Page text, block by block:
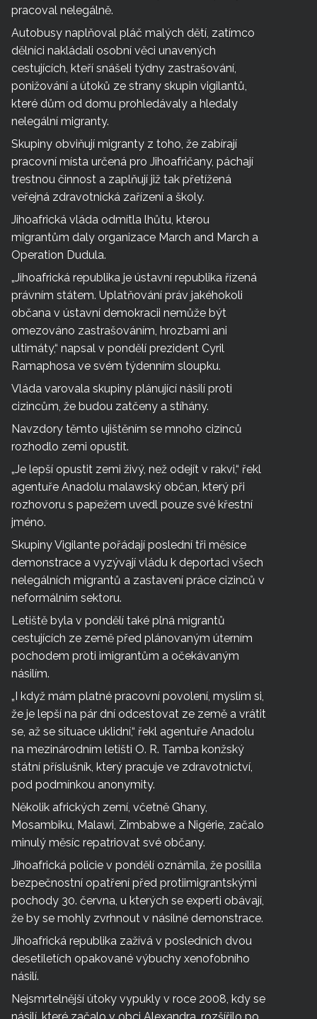
pracoval nelegálně.
Autobusy naplňoval pláč malých dětí, zatímco
dělníci nakládali osobní věci unavených
cestujících, kteří snášeli týdny zastrašování,
ponižování a útoků ze strany skupin vigilantů,
které dům od domu prohledávaly a hledaly
nelegální migranty.
Skupiny obviňují migranty z toho, že zabírají
pracovní místa určená pro Jihoafričany, páchají
trestnou činnost a zaplňují již tak přetížená
veřejná zdravotnická zařízení a školy.
Jihoafrická vláda odmítla lhůtu, kterou
migrantům daly organizace March and March a
Operation Dudula.
„Jihoafrická republika je ústavní republika řízená
právním státem. Uplatňování práv jakéhokoli
občana v ústavní demokracii nemůže být
omezováno zastrašováním, hrozbami ani
ultimáty,“ napsal v pondělí prezident Cyril
Ramaphosa ve svém týdenním sloupku.
Vláda varovala skupiny plánující násilí proti
cizincům, že budou zatčeny a stíhány.
Navzdory těmto ujištěním se mnoho cizinců
rozhodlo zemi opustit.
„Je lepší opustit zemi živý, než odejít v rakvi,“ řekl
agentuře Anadolu malawský občan, který při
rozhovoru s papežem uvedl pouze své křestní
jméno.
Skupiny Vigilante pořádají poslední tři měsíce
demonstrace a vyzývají vládu k deportaci všech
nelegálních migrantů a zastavení práce cizinců v
neformálním sektoru.
Letiště byla v pondělí také plná migrantů
cestujících ze země před plánovaným úterním
pochodem proti imigrantům a očekávaným
násilím.
„I když mám platné pracovní povolení, myslím si,
že je lepší na pár dní odcestovat ze země a vrátit
se, až se situace uklidní,“ řekl agentuře Anadolu
na mezinárodním letišti O. R. Tamba konžský
státní příslušník, který pracuje ve zdravotnictví,
pod podmínkou anonymity.
Několik afrických zemí, včetně Ghany,
Mosambiku, Malawi, Zimbabwe a Nigérie, začalo
minulý měsíc repatriovat své občany.
Jihoafrická policie v pondělí oznámila, že posílila
bezpečnostní opatření před protiimigrantskými
pochody 30. června, u kterých se experti obávají,
že by se mohly zvrhnout v násilné demonstrace.
Jihoafrická republika zažívá v posledních dvou
desetiletích opakované výbuchy xenofobního
násilí.
Nejsmrtelnější útoky vypukly v roce 2008, kdy se
násilí, které začalo v obci Alexandra, rozšířilo po